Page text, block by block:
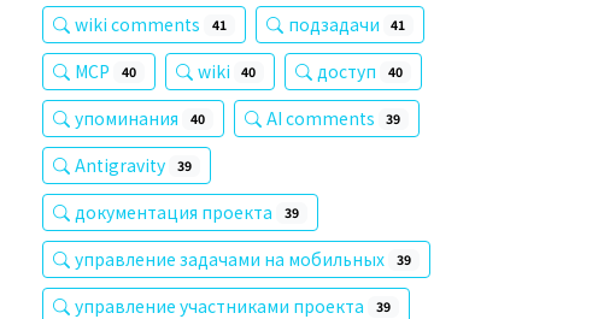
wiki comments 41 подзадачи 41
MCP 40 wiki 40 доступ 40
упоминания 40 AI comments 39
Antigravity 39
документация проекта 39
управление задачами на мобильных 39
управление участниками проекта 39